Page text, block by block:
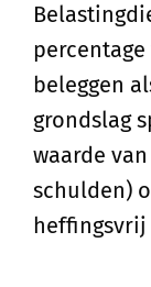
beleggen
grondslag
waarde
schulden)
heffingsvrij